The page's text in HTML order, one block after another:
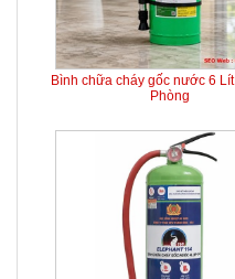
Bình chữa cháy gốc nước 6
Phòng